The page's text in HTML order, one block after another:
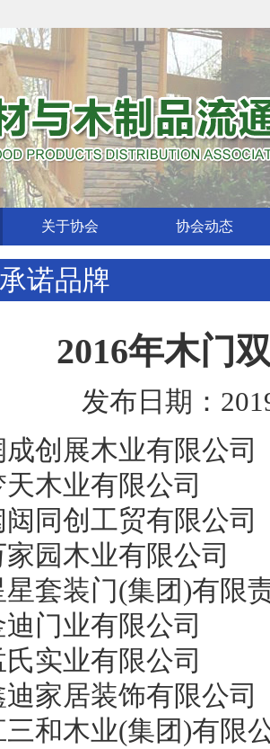
关于协会 协会动态
诺品牌
2016年木门
发布日期：
展木业有限公司
木业有限公司
创工贸有限公司
木业有限公司
装门(集团)有限
门业有限公司
实业有限公司
居装饰有限公司
木业(集团)有限